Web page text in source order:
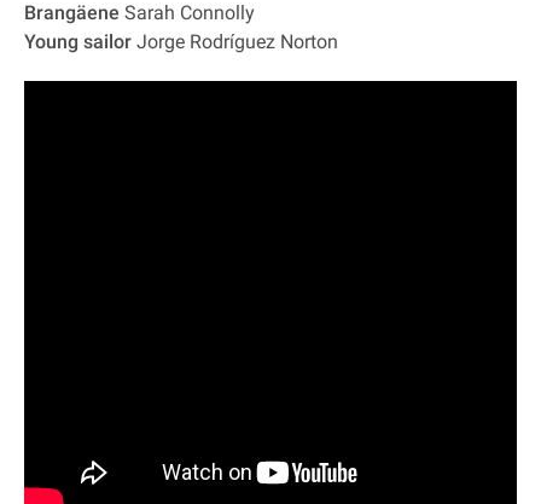
Brangäene Sarah Connolly
Young sailor Jorge Rodríguez Norton